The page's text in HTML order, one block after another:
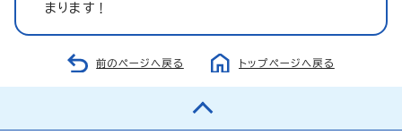
まります！
前のページへ戻る トップページへ戻る